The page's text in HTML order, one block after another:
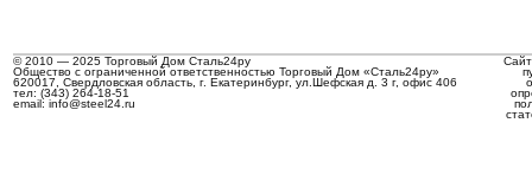
© 2010 — 2025 Торговый Дом Сталь24ру
Общество с ограниченной ответственностью Торговый Дом «Сталь24ру»
620017, Свердловская область, г. Екатеринбург, ул.Шефская д. 3 г, офис 406
тел: (343) 264-18-51
email: info@steel24.ru